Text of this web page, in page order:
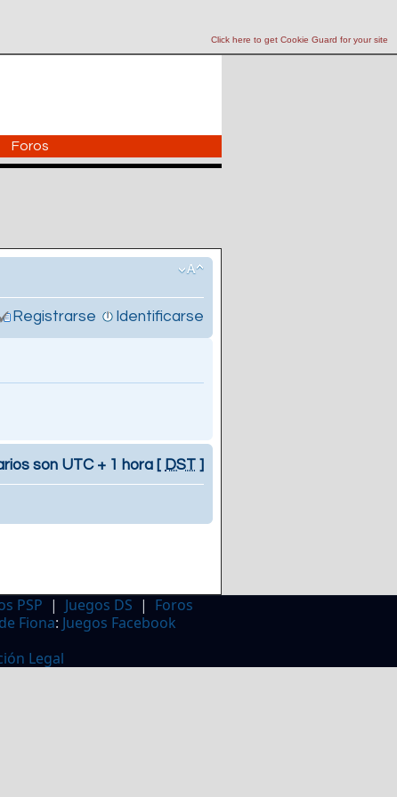
Click here to get Cookie Guard for your site
Foros
Registrarse Identificarse
son UTC + 1 hora [ DST ]
PSP | Juegos DS | Foros
Fiona: Juegos Facebook
Legal